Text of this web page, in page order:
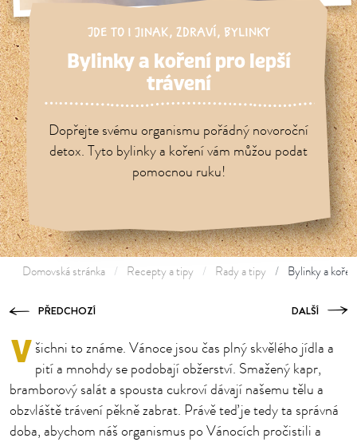
JDE TO I JINAK, ZDRAVÍ, BYLINKY
Bylinky a koření pro lepší
trávení
Dopřejte svému organismu pořádný novoroční
detox. Tyto bylinky a koření vám můžou podat
pomocnou ruku!
Domovská stránka Recepty a tipy Rady a tipy Bylinky a
PŘEDCHOZÍ DALŠÍ
V šichni to známe. Vánoce jsou čas plný skvělého jídla a
pití a mnohdy se podobají obžerství. Smažený kapr,
bramborový salát a spousta cukroví dávají našemu tělu a
obzvláště trávení pěkně zabrat. Právě teď je tedy ta správná
doba, abychom náš organismus po Vánocích pročistili a